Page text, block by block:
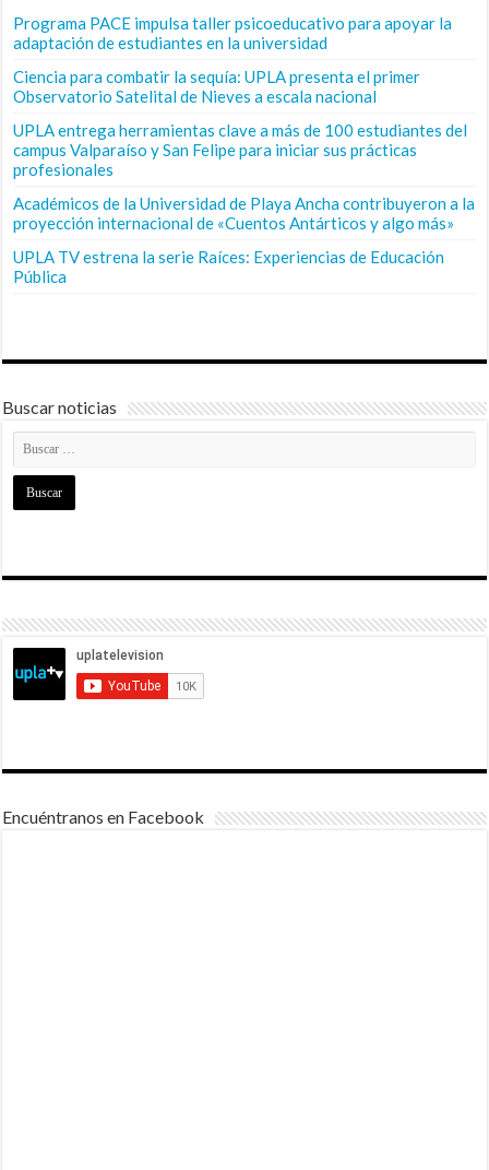
Programa PACE impulsa taller psicoeducativo para apoyar la
adaptación de estudiantes en la universidad
Ciencia para combatir la sequía: UPLA presenta el primer
Observatorio Satelital de Nieves a escala nacional
UPLA entrega herramientas clave a más de 100 estudiantes del
campus Valparaíso y San Felipe para iniciar sus prácticas
profesionales
Académicos de la Universidad de Playa Ancha contribuyeron a la
proyección internacional de «Cuentos Antárticos y algo más»
UPLA TV estrena la serie Raíces: Experiencias de Educación
Pública
Buscar noticias
Encuéntranos en Facebook